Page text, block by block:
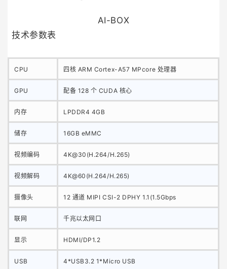
AI-BOX
技术参数表
CPU 四核 ARM Cortex-A57 MPcore 处理器
GPU 配备 128 个 CUDA 核心
内存 LPDDR4 4GB
储存 16GB eMMC
视频编码 4K@30(H.264/H.265)
视频解码 4K@60(H.264/H.265)
摄像头 12 通道 MIPI CSI-2 DPHY 1.1(1.5Gbps
联网 千兆以太网口
显示 HDMI/DP1.2
USB 4*USB3.2 1*Micro USB